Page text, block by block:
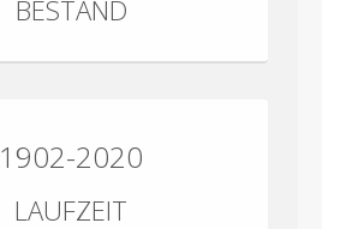
BESTAND
1902-2020
LAUFZEIT